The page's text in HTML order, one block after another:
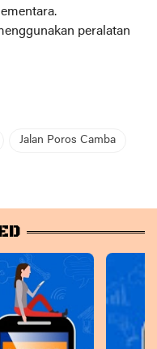
peralatan
Jalan Poros Camba